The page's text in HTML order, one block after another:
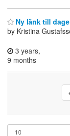
Ny länk till
by Kristina
3 years,
9 months